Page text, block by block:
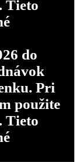
Tieto
do
Pri
použite
Tieto